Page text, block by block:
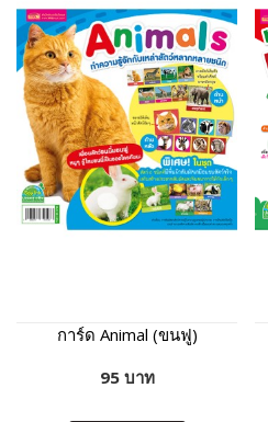
การ์ด Animal (ขนฟู)
95 บาท